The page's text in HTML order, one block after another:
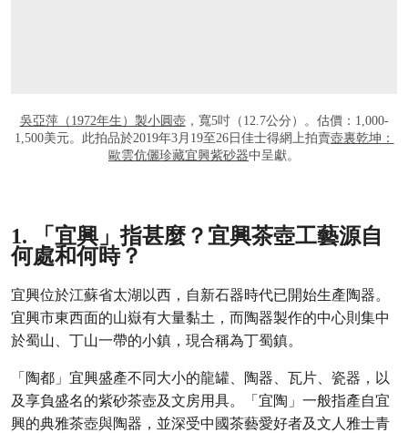
吳亞萍（1972年生）製小圓壺，寬5吋（12.7公分）。估價：1,000-
1,500美元。此拍品於2019年3月19至26日佳士得網上拍賣壺裏乾坤：
歐雲伉儷珍藏宜興紫砂器中呈獻。
1. 「宜興」指甚麼？宜興茶壺工藝源自
何處和何時？
宜興位於江蘇省太湖以西，自新石器時代已開始生產陶器。
宜興市東西面的山嶽有大量黏土，而陶器製作的中心則集中
於蜀山、丁山一帶的小鎮，現合稱為丁蜀鎮。
「陶都」宜興盛產不同大小的龍罐、陶器、瓦片、瓷器，以
及享負盛名的紫砂茶壺及文房用具。「宜陶」一般指產自宜
興的典雅茶壺與陶器，並深受中國茶藝愛好者及文人雅士青